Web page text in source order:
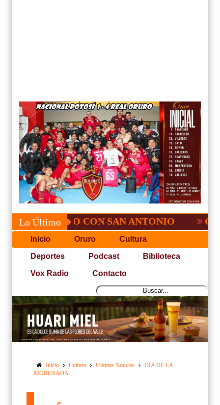
Lo Último
PUDO CON SAN ANTONIO COPA
Inicio Oruro Cultura
Deportes Podcast Biblioteca
Vox Radio Contacto
Inicio Cultura Ultimas Noticias
DÍA DE LA
MORENADA